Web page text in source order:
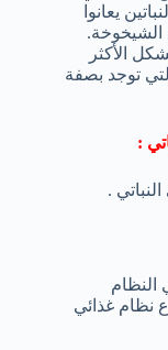
يعانوا
الأكثر
الأحماض الدهنية أوميغا 3 والتي توجد بصفة
:
.
النظام
نظام غذائي